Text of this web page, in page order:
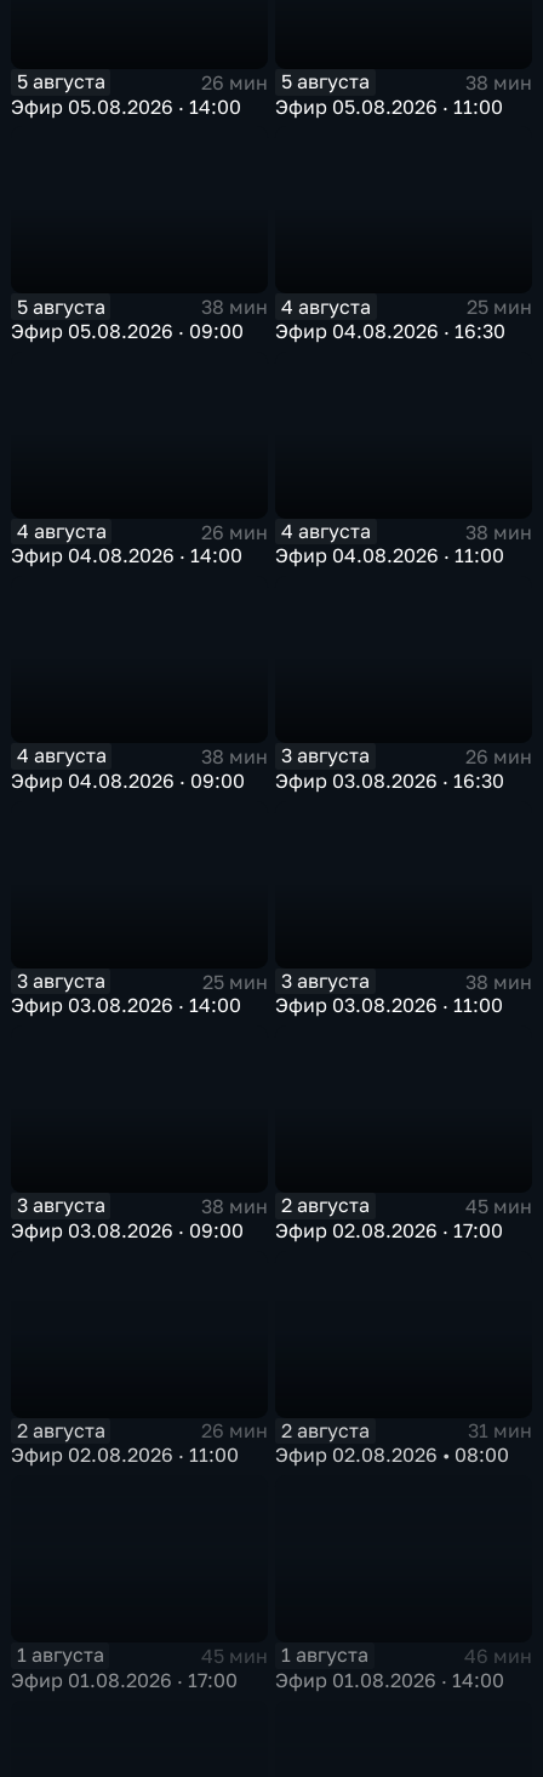
5 августа
26 мин
Эфир 05.08.2026 · 14:00
5 августа
38 мин
Эфир 05.08.2026 · 11:00
5 августа
38 мин
Эфир 05.08.2026 · 09:00
4 августа
25 мин
Эфир 04.08.2026 · 16:30
4 августа
26 мин
Эфир 04.08.2026 · 14:00
4 августа
38 мин
Эфир 04.08.2026 · 11:00
4 августа
38 мин
Эфир 04.08.2026 · 09:00
3 августа
26 мин
Эфир 03.08.2026 · 16:30
3 августа
25 мин
Эфир 03.08.2026 · 14:00
3 августа
38 мин
Эфир 03.08.2026 · 11:00
3 августа
38 мин
Эфир 03.08.2026 · 09:00
2 августа
45 мин
Эфир 02.08.2026 · 17:00
2 августа
26 мин
Эфир 02.08.2026 · 11:00
2 августа
31 мин
Эфир 02.08.2026 • 08:00
1 августа
45 мин
Эфир 01.08.2026 · 17:00
1 августа
46 мин
Эфир 01.08.2026 · 14:00